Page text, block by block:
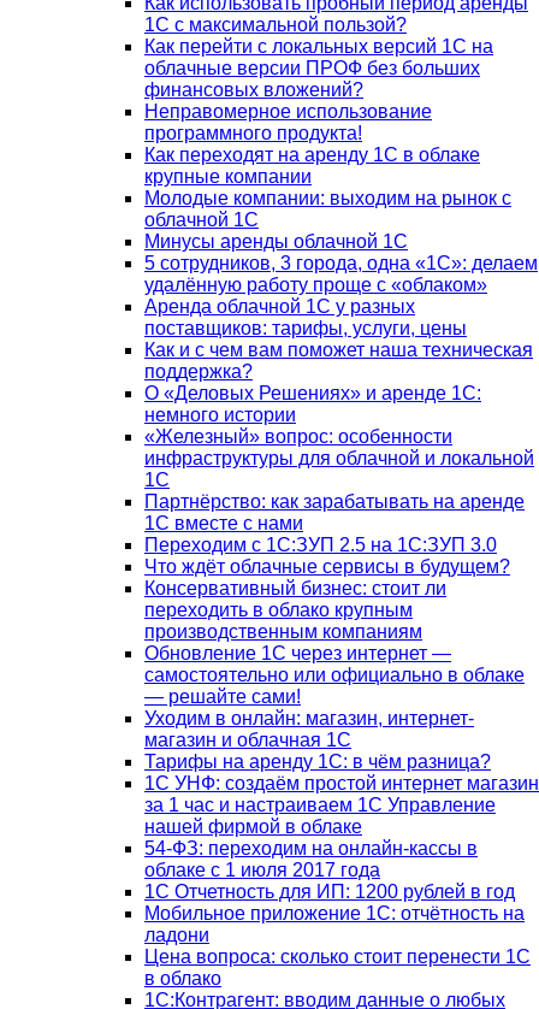
1С с максимальной пользой?
Как перейти с локальных версий 1С на
облачные версии ПРОФ без больших
финансовых вложений?
Неправомерное использование
программного продукта!
Как переходят на аренду 1С в облаке
крупные компании
Молодые компании: выходим на рынок с
облачной 1С
Минусы аренды облачной 1С
5 сотрудников, 3 города, одна «1С»: делаем
удалённую работу проще с «облаком»
Аренда облачной 1С у разных
поставщиков: тарифы, услуги, цены
Как и с чем вам поможет наша техническая
поддержка?
О «Деловых Решениях» и аренде 1С:
немного истории
«Железный» вопрос: особенности
инфраструктуры для облачной и локальной
1С
Партнёрство: как зарабатывать на аренде
1С вместе с нами
Переходим с 1С:ЗУП 2.5 на 1С:ЗУП 3.0
Что ждёт облачные сервисы в будущем?
Консервативный бизнес: стоит ли
переходить в облако крупным
производственным компаниям
Обновление 1С через интернет —
самостоятельно или официально в облаке
— решайте сами!
Уходим в онлайн: магазин, интернет-
магазин и облачная 1С
Тарифы на аренду 1С: в чём разница?
1С УНФ: создаём простой интернет магазин
за 1 час и настраиваем 1С Управление
нашей фирмой в облаке
54-ФЗ: переходим на онлайн-кассы в
облаке с 1 июля 2017 года
1С Отчетность для ИП: 1200 рублей в год
Мобильное приложение 1С: отчётность на
ладони
Цена вопроса: сколько стоит перенести 1С
в облако
1С:Контрагент: вводим данные о любых